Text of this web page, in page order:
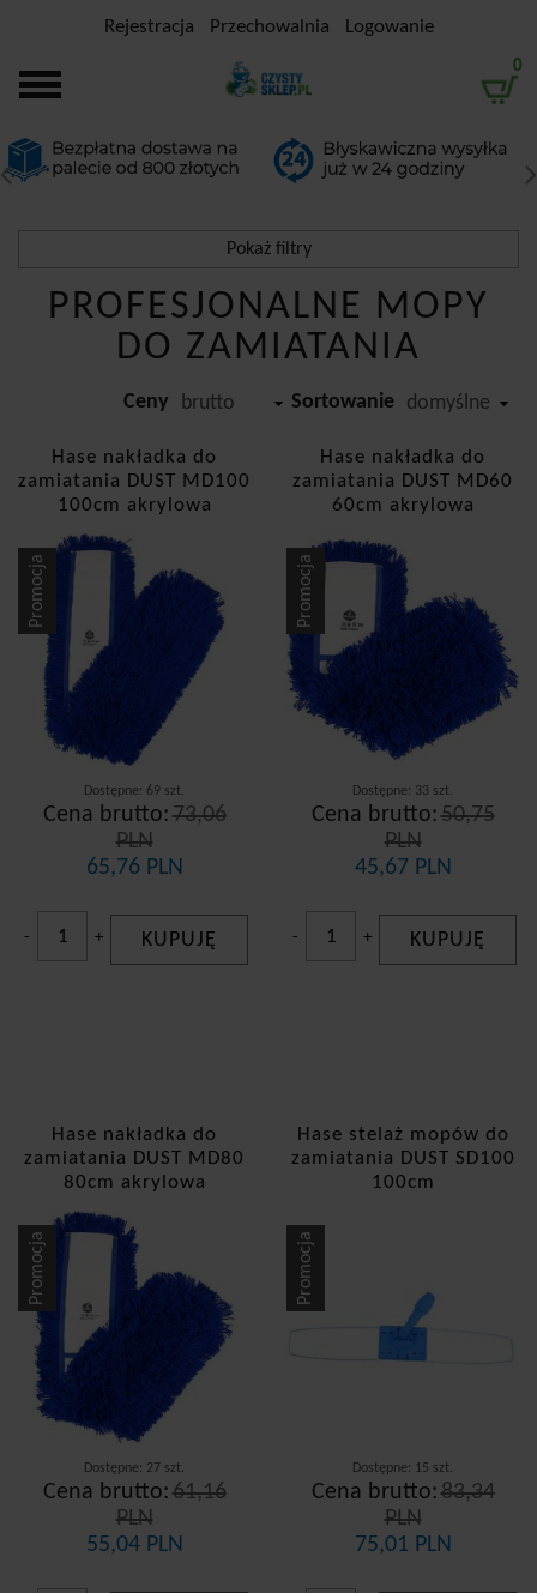
Rejestracja Przechowalnia Logowanie
0
Pokaż filtry
Filtrowanie
Przedział cenowy
-
Hase
Dostepność
dostępny od zaraz
PROFESJONALNE MOPY
DO ZAMIATANIA
Ceny brutto Sortowanie domyślne
Hase nakładka do
zamiatania DUST MD100
100cm akrylowa
Dostępne: 69 szt.
Cena brutto: 73,06
PLN
65,76 PLN
Promocja
- + KUPUJĘ
Hase nakładka do
zamiatania DUST MD60
60cm akrylowa
Dostępne: 33 szt.
Cena brutto: 50,75
PLN
45,67 PLN
Promocja
- + KUPUJĘ
Hase nakładka do
zamiatania DUST MD80
80cm akrylowa
Dostępne: 27 szt.
Cena brutto: 61,16
PLN
55,04 PLN
Promocja
Hase stelaż mopów do
zamiatania DUST SD100
100cm
Dostępne: 15 szt.
Cena brutto: 83,34
PLN
75,01 PLN
Promocja